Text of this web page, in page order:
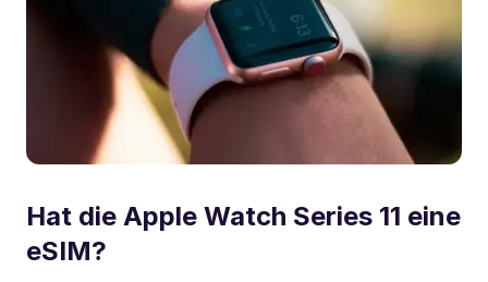
Hat die Apple Watch Series 11 eine
eSIM?